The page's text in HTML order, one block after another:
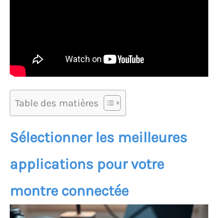
Table des matières
Sélectionner les meilleures
applications pour votre
montre connectée